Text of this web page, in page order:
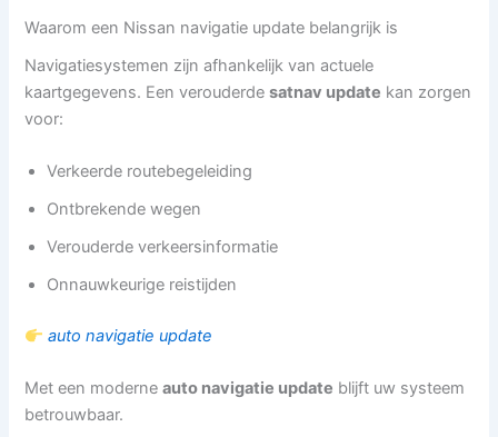
Waarom een Nissan navigatie update belangrijk is
Navigatiesystemen zijn afhankelijk van actuele
kaartgegevens. Een verouderdesatnav update kan zorgen
voor:
Verkeerde routebegeleiding
Ontbrekende wegen
Verouderde verkeersinformatie
Onnauwkeurige reistijden
auto navigatie update
Met een moderneauto navigatie update blijft uw systeem
betrouwbaar.